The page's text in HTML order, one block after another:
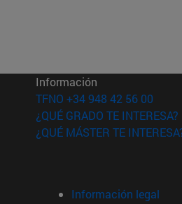
ventana)
en nueva ventana)
nueva ventana)
Información
TFNO +34 948 42 56 00
¿QUÉ GRADO TE INTERESA?
¿QUÉ MÁSTER TE
Información legal